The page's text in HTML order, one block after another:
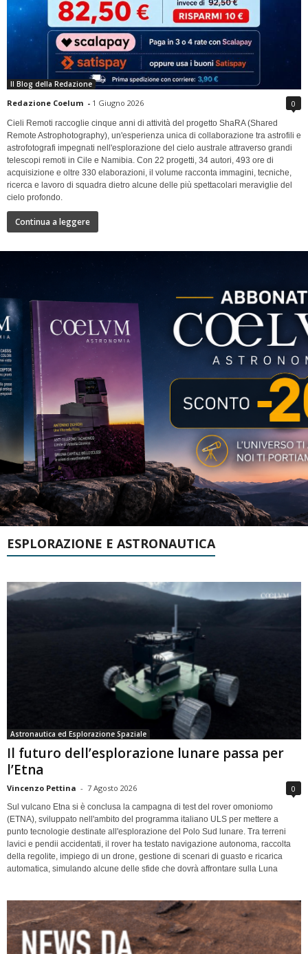
Il Blog della Redazione
Redazione Coelum - 1 Giugno 2026 0
Cieli Remoti raccoglie cinque anni di attività del progetto ShaRA (Shared
Remote Astrophotography), un'esperienza unica di collaborazione tra astrofili e
astrofotografi impegnati nell'esplorazione del cielo australe attraverso grandi
telescopi remoti in Cile e Namibia. Con 22 progetti, 34 autori, 493 ore di
acquisizione e oltre 330 elaborazioni, il volume racconta immagini, tecniche,
ricerca e lavoro di squadra dietro alcune delle più spettacolari meraviglie del
cielo profondo.
Continua a leggere
ESPLORAZIONE E ASTRONAUTICA
Astronautica ed Esplorazione Spaziale
Il futuro dell’esplorazione lunare passa per
l’Etna
Vincenzo Pettina - 7 Agosto 2026 0
Sul vulcano Etna si è conclusa la campagna di test del rover omoniomo
(ETNA), sviluppato nell'ambito del programma italiano ULS per mettere a
punto tecnologie destinate all'esplorazione del Polo Sud lunare. Tra terreni
lavici e pendii accidentati, il rover ha testato navigazione autonoma, raccolta
della regolite, impiego di un drone, gestione di scenari di guasto e ricarica
automatica, simulando alcune delle sfide che dovrà affrontare sulla Luna